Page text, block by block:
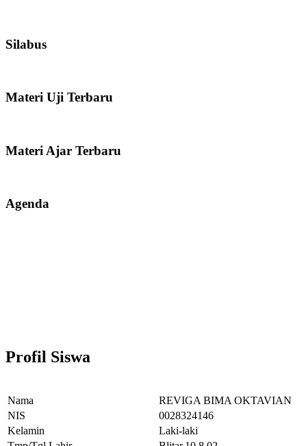
Silabus
Materi Uji Terbaru
Materi Ajar Terbaru
Agenda
Profil Siswa
Nama
REVIGA BIMA OKTAVIAN
NIS
0028324146
Kelamin
Laki-laki